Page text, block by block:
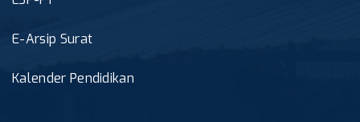
E-Arsip Surat
Kalender Pendidikan